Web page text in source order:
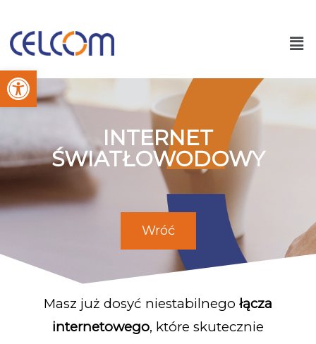
INTERNET
ŚWIATŁOWODOWY
Wróć
Masz już dosyć niestabilnego łącza
internetowego, które skutecznie
Otwórz pasek narzędzi